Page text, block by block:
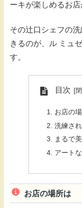
ーキが楽しめるお店
その辻口シェフの
きるのが、ル ミュ
す。
目次
お店の
洗練さ
まるで
アート
お店の場所は